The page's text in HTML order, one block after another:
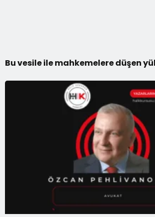
Bu vesile ile mahkemelere düşen